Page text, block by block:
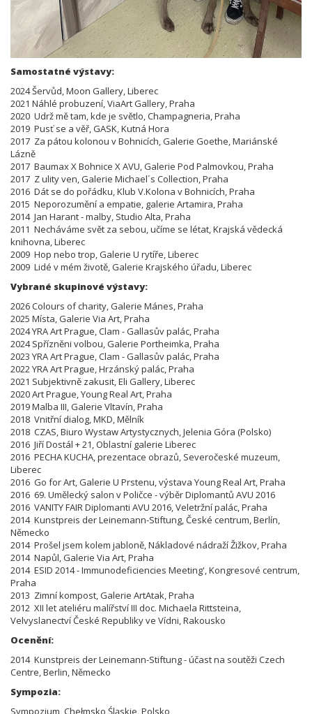
Samostatné výstavy:
2024 Šervůd, Moon Gallery, Liberec
2021 Náhlé probuzení, ViaArt Gallery, Praha
2020 Udrž mě tam, kde je světlo, Champagneria, Praha
2019 Pusť se a věř, GASK, Kutná Hora
2017 Za pátou kolonou v Bohnicích, Galerie Goethe, Mariánské
Lázně
2017 Baumax X Bohnice X AVU, Galerie Pod Palmovkou, Praha
2017 Z ulity ven, Galerie Michael´s Collection, Praha
2016 Dát se do pořádku, Klub V.Kolona v Bohnicích, Praha
2015 Neporozumění a empatie, galerie Artamira, Praha
2014 Jan Harant - malby, Studio Alta, Praha
2011 Necháváme svět za sebou, učíme se létat, Krajská vědecká
knihovna, Liberec
2009 Hop nebo trop, Galerie U rytíře, Liberec
2009 Lidé v mém životě, Galerie Krajského úřadu, Liberec
Vybrané skupinové výstavy:
2026 Colours of charity, Galerie Mánes, Praha
2025 Místa, Galerie Via Art, Praha
2024 YRA Art Prague, Clam - Gallasův palác, Praha
2024 Spřízněni volbou, Galerie Portheimka, Praha
2023 YRA Art Prague, Clam - Gallasův palác, Praha
2022 YRA Art Prague, Hrzánský palác, Praha
2021 Subjektivně zakusit, Eli Gallery, Liberec
2020 Art Prague, Young Real Art, Praha
2019 Malba III, Galerie Vltavín, Praha
2018 Vnitřní dialog, MKD, Mělník
2018 CZAS, Biuro Wystaw Artystycznych, Jelenia Góra (Polsko)
2016 Jiří Dostál + 21, Oblastní galerie Liberec
2016 PECHA KUCHA, prezentace obrazů, Severočeské muzeum,
Liberec
2016 Go for Art, Galerie U Prstenu, výstava Young Real Art, Praha
2016 69. Umělecký salon v Poličce - výběr Diplomantů AVU 2016
2016 VANITY FAIR Diplomanti AVU 2016, Veletržní palác, Praha
2014 Kunstpreis der Leinemann-Stiftung, České centrum, Berlín,
Německo
2014 Prošel jsem kolem jabloně, Nákladové nádraží Žižkov, Praha
2014 Napůl, Galerie Via Art, Praha
2014 ESID 2014 - Immunodeficiencies Meeting', Kongresové centrum,
Praha
2013 Zimní kompost, Galerie ArtAtak, Praha
2012 XII let ateliéru malířství III doc. Michaela Rittsteina,
Velvyslanectví České Republiky ve Vídni, Rakousko
Ocenění:
2014 Kunstpreis der Leinemann-Stiftung - účast na soutěži Czech
Centre, Berlin, Německo
Sympozia:
Sympozium, Chełmsko Śląskie, Polsko